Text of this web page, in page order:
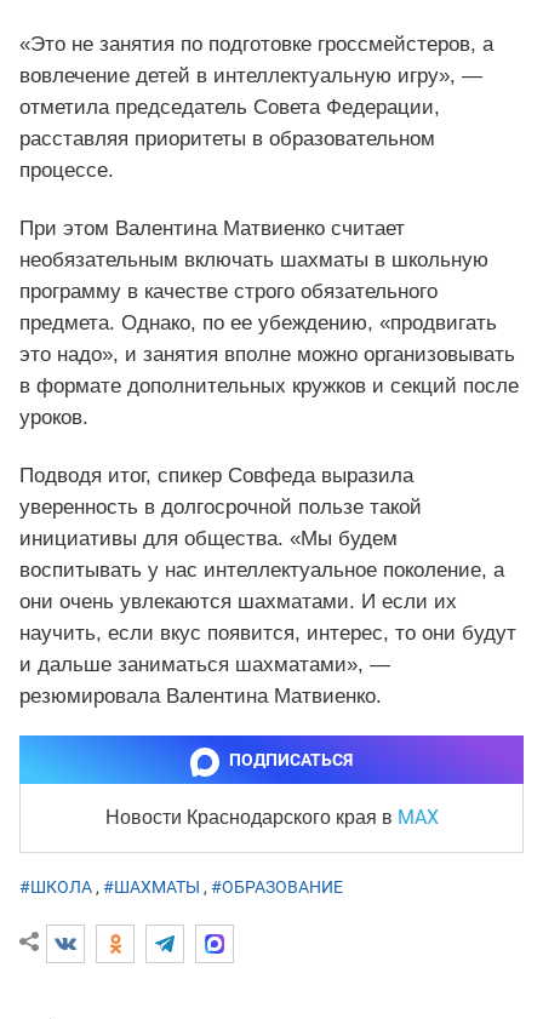
«Это не занятия по подготовке гроссмейстеров, а
вовлечение детей в интеллектуальную игру», —
отметила председатель Совета Федерации,
расставляя приоритеты в образовательном
процессе.
При этом Валентина Матвиенко считает
необязательным включать шахматы в школьную
программу в качестве строго обязательного
предмета. Однако, по ее убеждению, «продвигать
это надо», и занятия вполне можно организовывать
в формате дополнительных кружков и секций после
уроков.
Подводя итог, спикер Совфеда выразила
уверенность в долгосрочной пользе такой
инициативы для общества. «Мы будем
воспитывать у нас интеллектуальное поколение, а
они очень увлекаются шахматами. И если их
научить, если вкус появится, интерес, то они будут
и дальше заниматься шахматами», —
резюмировала Валентина Матвиенко.
ПОДПИСАТЬСЯ
Новости Краснодарского края в MAX
#ШКОЛА, #ШАХМАТЫ , #ОБРАЗОВАНИЕ